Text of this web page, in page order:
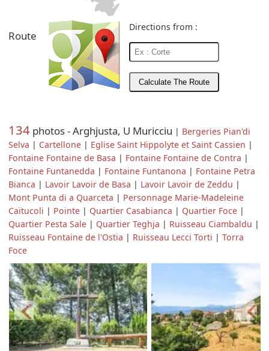
Route
Directions from :
134 photos - Arghjusta, U Muricciu | Bergeries Pian'di
Selva | Cartellone | Eglise Saint Hippolyte et Saint Cassien |
Fontaine Fontaine de Basa | Fontaine Fontaine de Contra |
Fontaine Funtanedda | Fontaine Funtanona | Fontaine Petra
Bianca | Lavoir Lavoir de Basa | Lavoir Lavoir de Zeddu |
Mont Punta di a Quarceta | Personnage Marie-Madeleine
Caïtucoli | Pointe | Quartier Casabianca | Quartier Foce |
Quartier Pesta Sale | Quartier Teghja | Ruisseau Ciambaldu |
Ruisseau Fontaine de l'Ostia | Ruisseau Lecci Torti |Torra
Foce